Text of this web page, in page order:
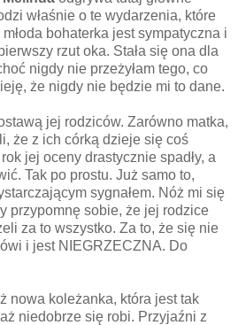
właśnie o te wydarzenia, które
bohaterka jest sympatyczna i
rzut oka. Stała się ona dla
nigdy nie przeżyłam tego, co
że nigdy nie będzie mi to dane.
jej rodziców. Zarówno matka,
że z ich córką dzieje się coś
jej oceny drastycznie spadły, a
Tak po prostu. Już samo to,
sygnałem. Nóż mi się
przypomnę sobie, że jej rodzice
za to wszystko. Za to, że się nie
i jest NIEGRZECZNA. Do
nowa koleżanka, która jest tak
niedobrze się robi. Przyjaźni z